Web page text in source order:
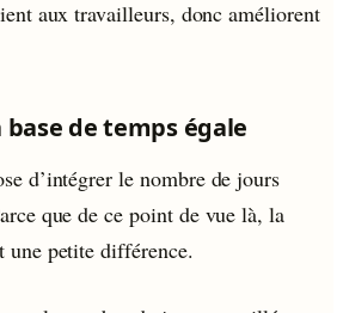
aux travailleurs, donc améliorent
base de temps égale
d’intégrer le nombre de jours
que de ce point de vue là, la
une petite différence.